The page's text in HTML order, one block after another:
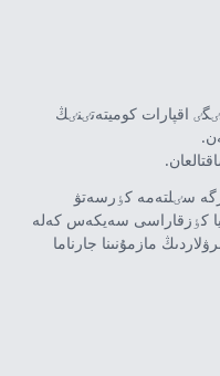
اقپارات كوميتەتٸنٸڭ
سٸلتەمە كٶرسەتۋ
كٶزقاراسى سەيكەس كەلە
مازمۇنىنا جارناما